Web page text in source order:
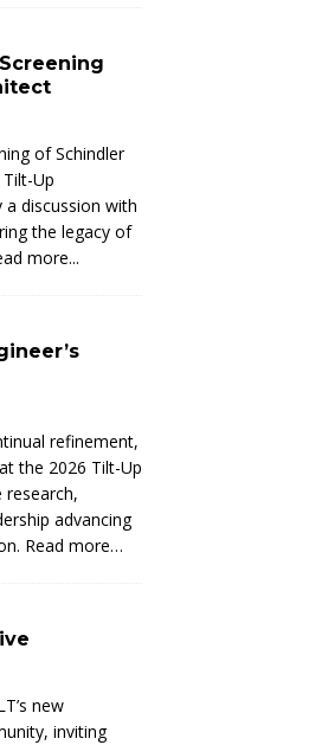
of Schindler
Up
discussion with
the legacy of
more...
refinement,
the 2026 Tilt-Up
research,
advancing
Read more…
new
inviting